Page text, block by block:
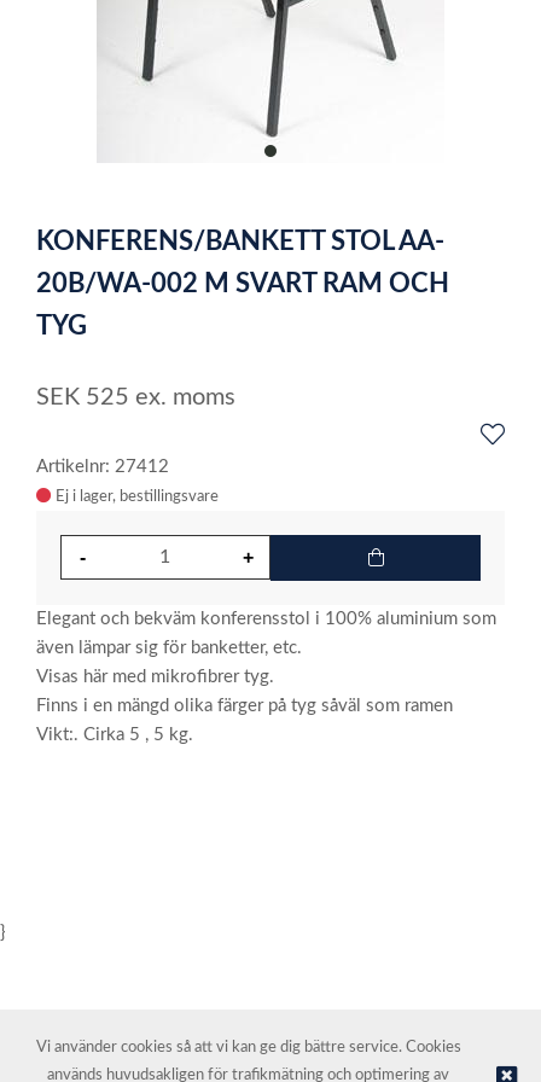
item
of
1
KONFERENS/BANKETT STOL AA-
20B/WA-002 M SVART RAM OCH
TYG
SEK 525 ex. moms
Artikelnr: 27412
Ej i lager
Elegant och bekväm konferensstol i 100% aluminium som
även lämpar sig för banketter, etc.
Visas här med mikrofibrer tyg.
Finns i en mängd olika färger på tyg såväl som ramen
Vikt:. Cirka 5 , 5 kg.
}
Vi använder cookies så att vi kan ge dig bättre service. Cookies
används huvudsakligen för trafikmätning och optimering av